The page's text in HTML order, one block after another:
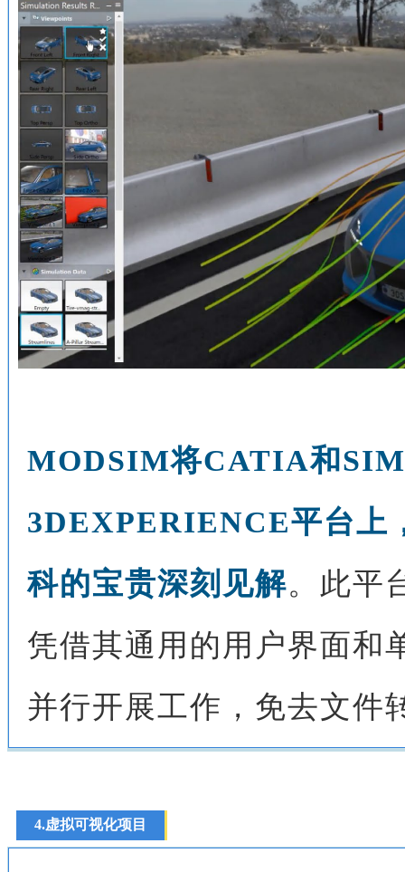
MODSIM将CATIA和
3DEXPERIENCE平台上
科的宝贵深刻见解。此平
凭借其通用的用户界面和
并行开展工作，免去文件
4.虚拟可视化项目